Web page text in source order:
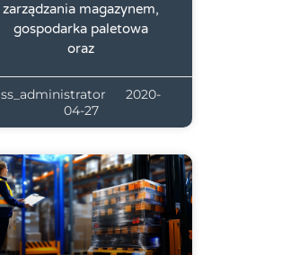
zarządzania magazynem,
gospodarka paletowa
oraz
ss_administrator
2020-
04-27